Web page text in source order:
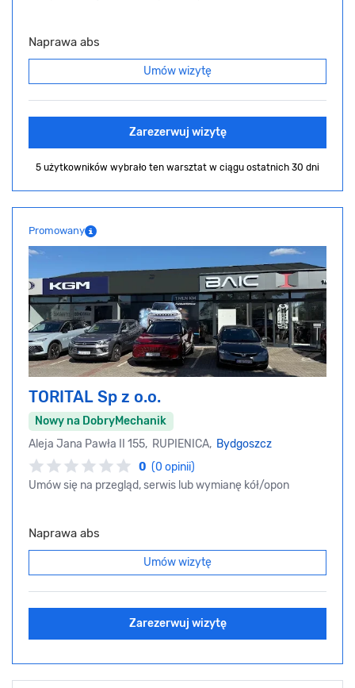
Naprawa abs
Umów wizytę
Zarezerwuj wizytę
5 użytkowników wybrało ten warsztat w ciągu ostatnich 30 dni
Promowany
TORITAL Sp z o.o.
Nowy na DobryMechanik
Aleja Jana Pawła II 155, RUPIENICA, Bydgoszcz
0 (0 opinii)
Umów się na przegląd, serwis lub wymianę kół/opon
Naprawa abs
Umów wizytę
Zarezerwuj wizytę